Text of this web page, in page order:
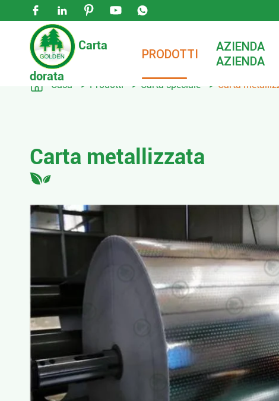
    
Carta
dorata
PRODOTTI
AZIENDA
AZIENDA
 Casa Prodotti Carta speciale Carta
Carta metallizzata